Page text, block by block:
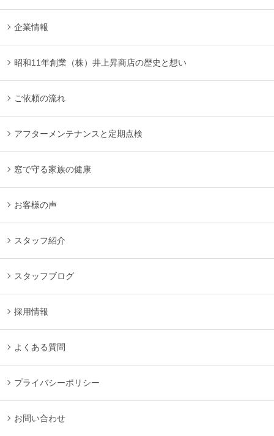
企業情報
昭和11年創業（株）井上昇商店の歴史と想い
ご依頼の流れ
アフターメンテナンスと定期点検
窓で守る家族の健康
お客様の声
スタッフ紹介
スタッフブログ
採用情報
よくある質問
プライバシーポリシー
お問い合わせ